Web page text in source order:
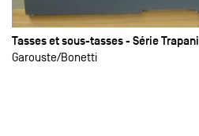
Tasses et sous-tasses - Série Trapani
Garouste Bonetti